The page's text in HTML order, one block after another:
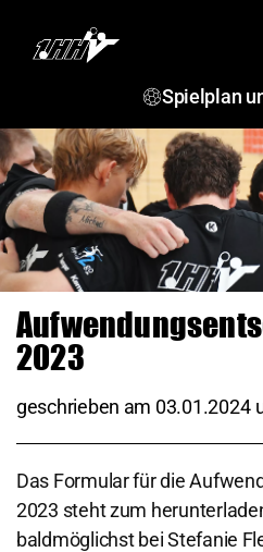
Spielplan
2023
geschrieben am 03.01.2024
Das Formular für die
2023 steht zum
baldmöglichst bei Stefanie